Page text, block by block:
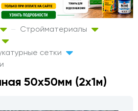
Стройматериалы
сетки
50х50мм (2х1м)